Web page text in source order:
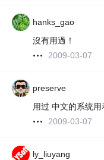
hanks_gao
沒有用過！
2009-03-07
preserve
用过 中文的系统
2009-03-07
ly_liuyang